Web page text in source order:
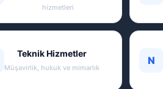
hizmetleri
Teknik Hizmetler
Müşavirlik, hukuk ve mimarlık
N